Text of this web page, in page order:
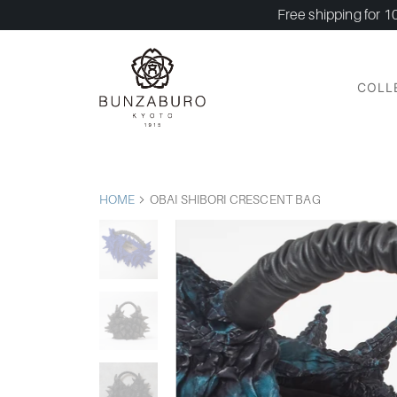
Free shipping for
HOME OBAI SHIBORI CRESCENT BAG